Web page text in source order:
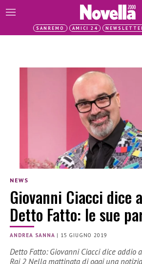
SANREMO AMICI 24
NEWS
Giovanni Ciacci dice
Detto Fatto: le sue
ANDREA SANNA | 15 GIUGNO 2019
Detto Fatto: Giovanni Ciacci dice addio
Rai 2 Nella mattinata di oggi una